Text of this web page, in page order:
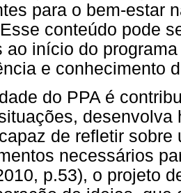
para o bem-estar
conteúdo pode
ao início do
e conhecimento
do PPA é
de refletir
necessários
p.53), o projeto